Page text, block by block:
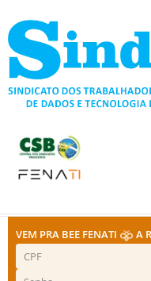
para
conteúdo
VEM PRA BEE FENATI A